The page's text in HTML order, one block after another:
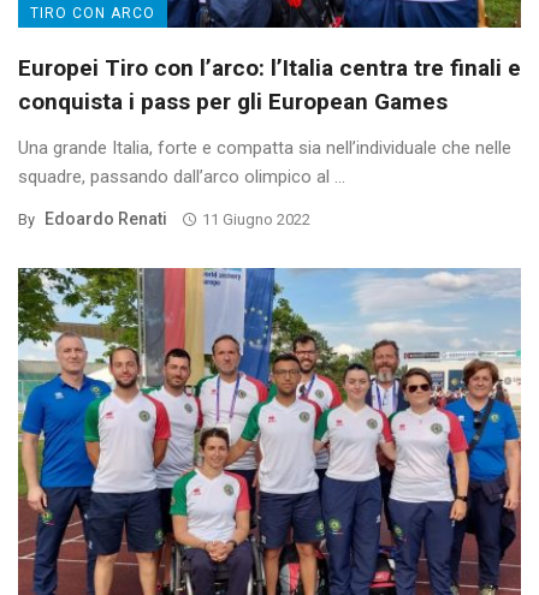
TIRO CON ARCO
Europei Tiro con l’arco: l’Italia centra tre finali e
conquista i pass per gli European Games
Una grande Italia, forte e compatta sia nell’individuale che nelle
squadre, passando dall’arco olimpico al ...
By Edoardo Renati 11 Giugno 2022